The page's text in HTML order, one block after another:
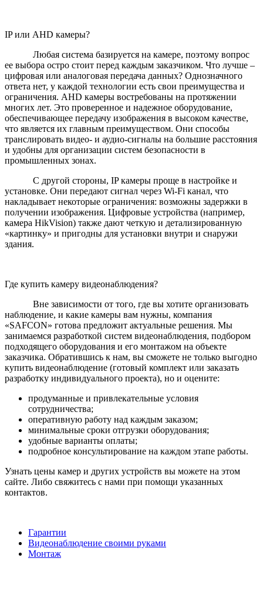
IP или AHD камеры?
Любая система базируется на камере, поэтому вопрос
ее выбора остро стоит перед каждым заказчиком. Что лучше –
цифровая или аналоговая передача данных? Однозначного
ответа нет, у каждой технологии есть свои преимущества и
ограничения. AHD камеры востребованы на протяжении
многих лет. Это проверенное и надежное оборудование,
обеспечивающее передачу изображения в высоком качестве,
что является их главным преимуществом. Они способы
транслировать видео- и аудио-сигналы на большие расстояния
и удобны для организации систем безопасности в
промышленных зонах.
С другой стороны, IP камеры проще в настройке и
установке. Они передают сигнал через Wi-Fi канал, что
накладывает некоторые ограничения: возможны задержки в
получении изображения. Цифровые устройства (например,
камера HikVision) также дают четкую и детализированную
«картинку» и пригодны для установки внутри и снаружи
здания.
Где купить камеру видеонаблюдения?
Вне зависимости от того, где вы хотите организовать
наблюдение, и какие камеры вам нужны, компания
«SAFCON» готова предложит актуальные решения. Мы
занимаемся разработкой систем видеонаблюдения, подбором
подходящего оборудования и его монтажом на объекте
заказчика. Обратившись к нам, вы сможете не только выгодно
купить видеонаблюдение (готовый комплект или заказать
разработку индивидуального проекта), но и оцените:
продуманные и привлекательные условия
сотрудничества;
оперативную работу над каждым заказом;
минимальные сроки отгрузки оборудования;
удобные варианты оплаты;
подробное консультирование на каждом этапе работы.
Узнать цены камер и других устройств вы можете на этом
сайте. Либо свяжитесь с нами при помощи указанных
контактов.
Гарантии
Видеонаблюдение своими руками
Монтаж